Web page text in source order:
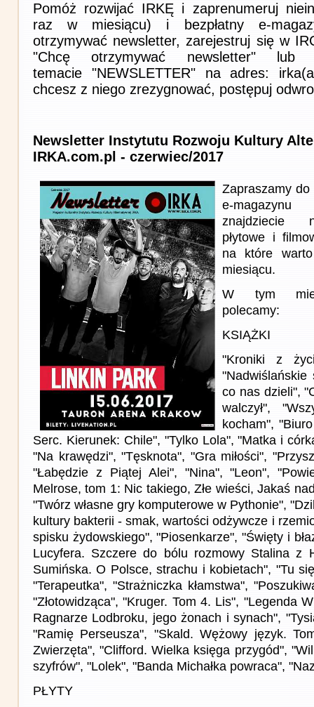
Pomóż rozwijać IRKĘ i zaprenumeruj
raz w miesiącu) i bezpłatny e-
otrzymywać newsletter, zarejestruj się w
"Chcę otrzymywać newsletter"
temacie "NEWSLETTER" na adres:
chcesz z niego zrezygnować, postępuj
Newsletter Instytutu Rozwoju Kultury
IRKA.com.pl - czerwiec/2017
Zapraszamy
e-
znajdziecie
płytowe i
na które
miesiącu.
W tym
polecamy:
KSIĄŻKI
"Kroniki z
"Nadwiślańskie
co nas dzieli",
walczył",
kocham",
Serc. Kierunek: Chile", "Tylko Lola", "Matka i
"Na krawędzi", "Tęsknota", "Gra miłości",
"Łabędzie z Piątej Alei", "Nina", "Leon",
Melrose, tom 1: Nic takiego, Złe wieści, Jakaś
"Twórz własne gry komputerowe w Pythonie",
kultury bakterii - smak, wartości odżywcze i
spisku żydowskiego", "Piosenkarze", "Święty i
Lucyfera. Szczere do bólu rozmowy Stalina z
Sumińska. O Polsce, strachu i kobietach", "Tu
"Terapeutka", "Strażniczka kłamstwa",
"Złotowidząca", "Kruger. Tom 4. Lis", "Legenda
Ragnarze Lodbroku, jego żonach i synach",
"Ramię Perseusza", "Skald. Wężowy język.
Zwierzęta", "Clifford. Wielka księga przygód",
szyfrów", "Lolek", "Banda Michałka powraca",
PŁYTY